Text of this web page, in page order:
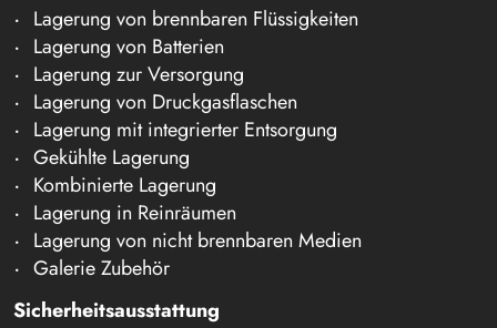
Lagerung von brennbaren Flüssigkeiten
Lagerung von Batterien
Lagerung zur Versorgung
Lagerung von Druckgasflaschen
Lagerung mit integrierter Entsorgung
Gekühlte Lagerung
Kombinierte Lagerung
Lagerung in Reinräumen
Lagerung von nicht brennbaren Medien
Galerie Zubehör
Sicherheitsausstattung